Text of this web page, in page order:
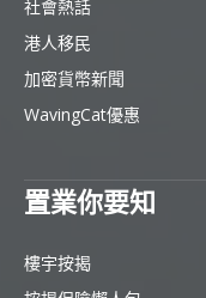
社會熱話
港人移民
加密貨幣新聞
WavingCat優惠
置業你要知
樓宇按揭